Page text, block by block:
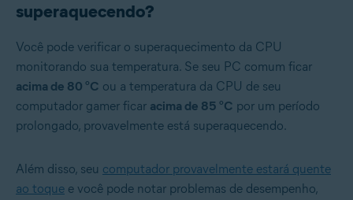
superaquecendo?
Você pode verificar o superaquecimento da CPU
monitorando sua temperatura. Se seu PC comum ficar
acima de 80 °C ou a temperatura da CPU de seu
computador gamer ficar acima de 85 °C por um período
prolongado, provavelmente está superaquecendo.
Além disso, seu computador provavelmente estará quente
ao toque e você pode notar problemas de desempenho,